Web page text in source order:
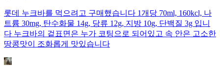
롯데 누크바를 먹으려고 구매했습니다 1개당 70ml, 160kcl, 나
트륨 30mg, 탄수화물 14g, 당류 12g, 지방 10g, 단백질 3g 입니
다 누크바의 겉표면은 누가 코팅으로 되어있고 속 안은 고소한
땅콩맛이 조화롭게 맛있습니다